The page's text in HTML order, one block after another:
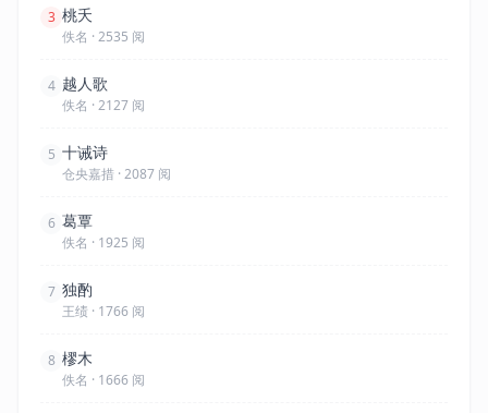
3 桃夭
佚名 · 2535 阅
4 越人歌
佚名 · 2127 阅
5 十诫诗
仓央嘉措 · 2087 阅
6 葛覃
佚名 · 1925 阅
7 独酌
王绩 · 1766 阅
8 樛木
佚名 · 1666 阅